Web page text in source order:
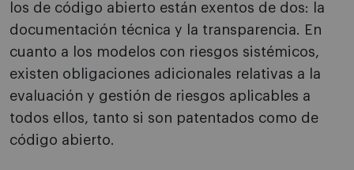
los de código abierto están exentos de dos: la
documentación técnica y la transparencia. En
cuanto a los modelos con riesgos sistémicos,
existen obligaciones adicionales relativas a la
evaluación y gestión de riesgos aplicables a
todos ellos, tanto si son patentados como de
código abierto.